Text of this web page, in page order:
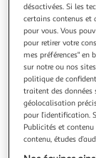
LES FAKE
LEGENDES,
Cet ouvrage
polémiques,
de vue original
de l'histoire.
auteurs vous
roi Ar
En savoir +
Vous
désactivées. Si les
certains contenus et
pour vous. Vous
pour retirer votre
mes préférences" en
sur notre ou nos
politique de
traitent des données
géolocalisation
pour l’identification.
Publicités et
contenu, études